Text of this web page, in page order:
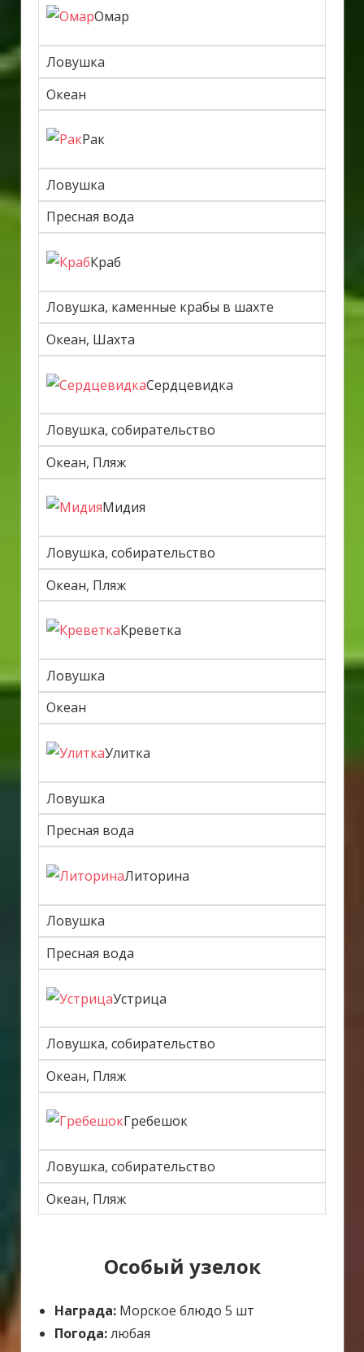
Омар
Ловушка
Океан
Рак
Ловушка
Пресная вода
Краб
Ловушка, каменные крабы в шахте
Океан, Шахта
Сердцевидка
Ловушка, собирательство
Океан, Пляж
Мидия
Ловушка, собирательство
Океан, Пляж
Креветка
Ловушка
Океан
Улитка
Ловушка
Пресная вода
Литорина
Ловушка
Пресная вода
Устрица
Ловушка, собирательство
Океан, Пляж
Гребешок
Ловушка, собирательство
Океан, Пляж
Особый узелок
Награда: Морское блюдо 5 шт
Погода:любая